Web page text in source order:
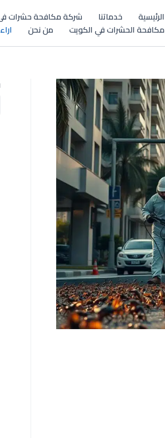
الرئيسية خدماتنا
شركة مكافحة حشرات
مكافحة الحشرات في الكويت
من نحن